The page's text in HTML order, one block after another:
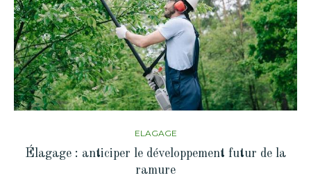
ELAGAGE
Élagage : anticiper le développement futur de la
ramure